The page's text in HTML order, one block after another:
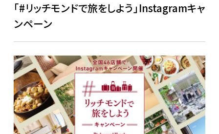
「#リッチモンドで旅をしよう」Instagramキャ
ンペーン